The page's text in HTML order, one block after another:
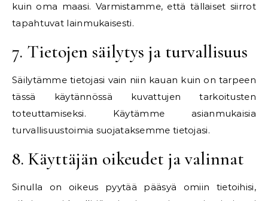
kuin oma maasi. Varmistamme, että tällaiset siirrot
tapahtuvat lainmukaisesti.
7. Tietojen säilytys ja turvallisuus
Säilytämme tietojasi vain niin kauan kuin on tarpeen
tässä käytännössä kuvattujen tarkoitusten
toteuttamiseksi. Käytämme asianmukaisia
turvallisuustoimia suojataksemme tietojasi.
8. Käyttäjän oikeudet ja valinnat
Sinulla on oikeus pyytää pääsyä omiin tietoihisi,